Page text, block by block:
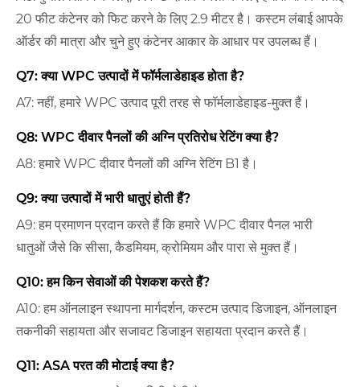
20 फीट कंटेनर को फिट करने के लिए 2.9 मीटर है। कस्टम लंबाई आपके
ऑर्डर की मात्रा और चुने हुए कंटेनर आकार के आधार पर उपलब्ध हैं।
Q7: क्या WPC उत्पादों में फॉर्मलाडेहाइड होता है?
A7: नहीं, हमारे WPC उत्पाद पूरी तरह से फॉर्मलाडेहाइड-मुक्त हैं।
Q8: WPC दीवार पैनलों की अग्नि प्रतिरोध रेटिंग क्या है?
A8: हमारे WPC दीवार पैनलों की अग्नि रेटिंग B1 है।
Q9: क्या उत्पादों में भारी धातुएं होती हैं?
A9: हम प्रमाणन प्रदान करते हैं कि हमारे WPC दीवार पैनल भारी
धातुओं जैसे कि सीसा, कैडमियम, क्रोमियम और पारा से मुक्त हैं।
Q10: हम किन सेवाओं की पेशकश करते हैं?
A10: हम ऑनलाइन स्थापना मार्गदर्शन, कस्टम उत्पाद डिजाइन, ऑनलाइन
तकनीकी सहायता और सजावट डिजाइन सहायता प्रदान करते हैं।
Q11: ASA परत की मोटाई क्या है?